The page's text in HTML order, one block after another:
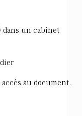
dans un cabinet
au document.